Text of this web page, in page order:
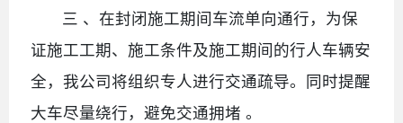
三 、在封闭施工期间车流单向通行，为保
证施工工期、施工条件及施工期间的行人车辆安
全，我公司将组织专人进行交通疏导。同时提醒
大车尽量绕行，避免交通拥堵 。